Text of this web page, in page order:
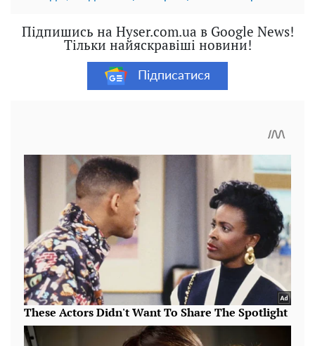
Підпишись на Hyser.com.ua в Google News!
Тільки найяскравіші новини!
Підписатися